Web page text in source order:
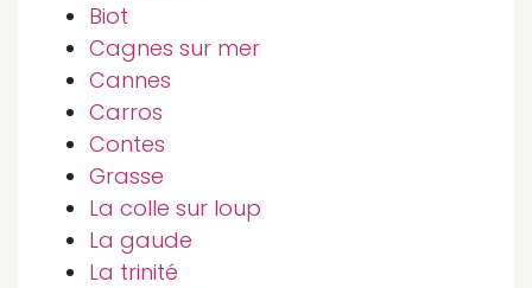
Biot
Cagnes sur mer
Cannes
Carros
Contes
Grasse
La colle sur loup
La gaude
La trinité